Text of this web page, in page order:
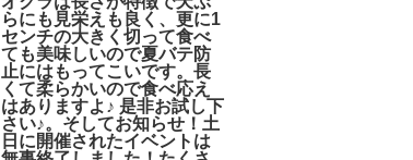
らにも見栄えも良く、更に1
センチの大きく切って食べ
ても美味しいので夏バテ防
止にはもってこいです。長
くて柔らかいので食べ応え
はありますよ♪ 是非お試し下
さい♪。そしてお知らせ！土
日に開催されたイベントは